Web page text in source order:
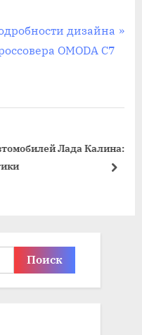
дизайна
OMODA C7
Лада Калина: